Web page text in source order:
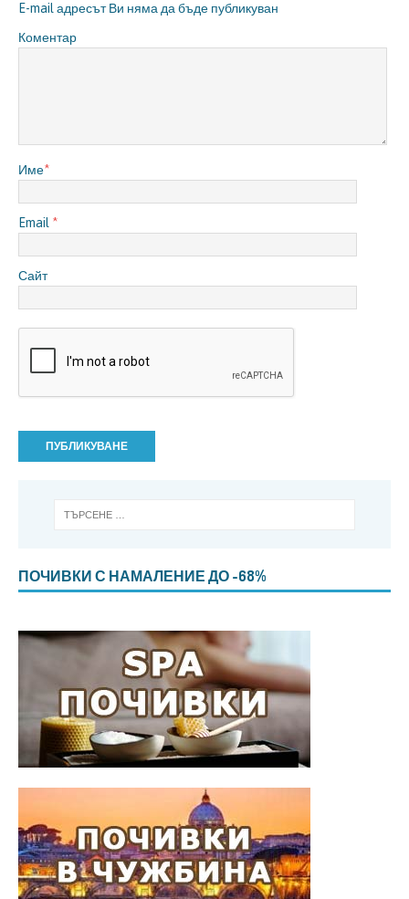
E-mail адресът Ви няма да бъде публикуван
Коментар
Име*
Email *
Сайт
ПОЧИВКИ С НАМАЛЕНИЕ ДО -68%